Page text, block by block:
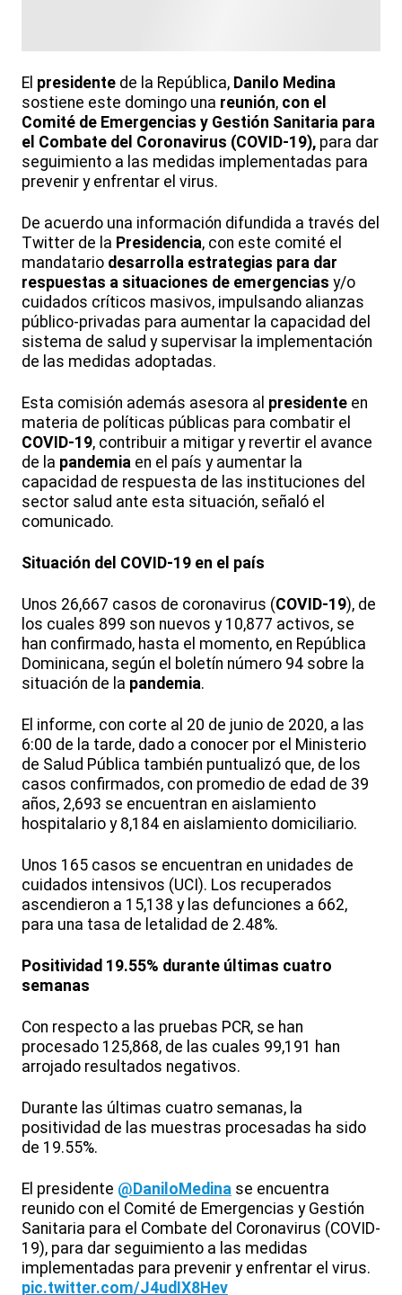
El presidente de la República, Danilo Medina
sostiene este domingo una reunión, con el
Comité de Emergencias y Gestión Sanitaria para
el Combate del Coronavirus (COVID-19), para dar
seguimiento a las medidas implementadas para
prevenir y enfrentar el virus.
De acuerdo una información difundida a través del
Twitter de la Presidencia, con este comité el
mandatario desarrolla estrategias para dar
respuestas a situaciones de emergencias y/o
cuidados críticos masivos, impulsando alianzas
público-privadas para aumentar la capacidad del
sistema de salud y supervisar la implementación
de las medidas adoptadas.
Esta comisión además asesora al presidente en
materia de políticas públicas para combatir el
COVID-19, contribuir a mitigar y revertir el avance
de la pandemia en el país y aumentar la
capacidad de respuesta de las instituciones del
sector salud ante esta situación, señaló el
comunicado.
Situación del COVID-19 en el país
Unos 26,667 casos de coronavirus (COVID-19), de
los cuales 899 son nuevos y 10,877 activos, se
han confirmado, hasta el momento, en República
Dominicana, según el boletín número 94 sobre la
situación de la pandemia.
El informe, con corte al 20 de junio de 2020, a las
6:00 de la tarde, dado a conocer por el Ministerio
de Salud Pública también puntualizó que, de los
casos confirmados, con promedio de edad de 39
años, 2,693 se encuentran en aislamiento
hospitalario y 8,184 en aislamiento domiciliario.
Unos 165 casos se encuentran en unidades de
cuidados intensivos (UCI). Los recuperados
ascendieron a 15,138 y las defunciones a 662,
para una tasa de letalidad de 2.48%.
Positividad 19.55% durante últimas cuatro
semanas
Con respecto a las pruebas PCR, se han
procesado 125,868, de las cuales 99,191 han
arrojado resultados negativos.
Durante las últimas cuatro semanas, la
positividad de las muestras procesadas ha sido
de 19.55%.
El presidente @DaniloMedina se encuentra
reunido con el Comité de Emergencias y Gestión
Sanitaria para el Combate del Coronavirus (COVID-
19), para dar seguimiento a las medidas
implementadas para prevenir y enfrentar el virus.
pic.twitter.com/J4udIX8Hev